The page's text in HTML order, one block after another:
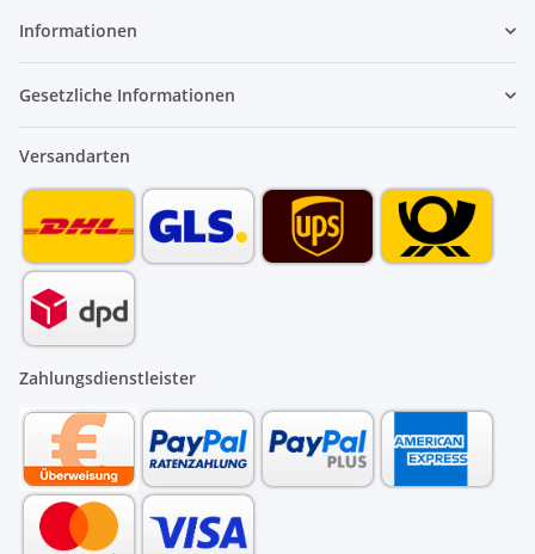
Informationen
Gesetzliche Informationen
Versandarten
Zahlungsdienstleister